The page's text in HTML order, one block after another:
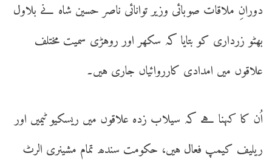
دورانِ ملاقات صوبائی وزیر توانائی ناصر حسین شاہ نے بلاول
بھٹو زرداری کو بتایا کہ سکھر اور روہڑی سمیت مختلف
علاقوں میں امدادی کارروائیاں جاری ہیں۔
اُن کا کہنا ہے کہ سیلاب زدہ علاقوں میں ریسکیو ٹیمیں اور
ریلیف کیمپ فعال ہیں، حکومت سندھ تمام مشینری الرٹ